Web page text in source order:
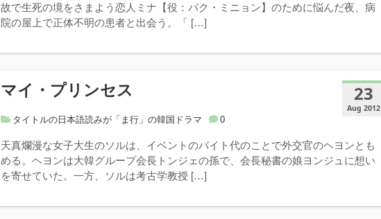
故で生死の境をさまよう恋人ミナ【役：パク・ミニョン】のために悩んだ夜、病
院の屋上で正体不明の患者と出会う。「 […]
23
Aug 2012
マイ・プリンセス
タイトルの日本語読みが「ま行」の韓国ドラマ 0
天真爛漫な女子大生のソルは、イベントのバイト代のことで外交官のヘヨンとも
める。ヘヨンは大韓グループ会長トンジェの孫で、会長秘書の娘ヨンジュに想い
を寄せていた。一方、ソルは考古学教授 […]